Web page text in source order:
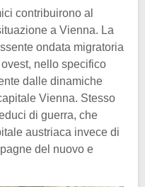
contribuirono al
a Vienna. La
ondata migratoria
nello specifico
dalle dinamiche
Vienna. Stesso
di guerra, che
austriaca invece di
del nuovo e